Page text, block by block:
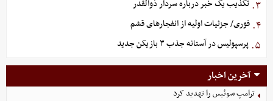
۳. تکذیب یک خبر درباره سردار ذوالقدر
۴. فوری/ جزئیات اولیه از انفجارهای قشم
۵. پرسپولیس در آستانه جذب ۳ بازیکن جدید
آخرین اخبار
ترامپ سوئیس را تهدید کرد